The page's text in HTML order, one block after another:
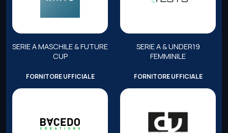
SERIE A MASCHILE & FUTURE
CUP
SERIE A & UNDER19
FEMMINILE
FORNITORE UFFICIALE FORNITORE UFFICIALE